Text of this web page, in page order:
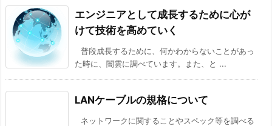
エンジニアとして成長するために心が
けて技術を高めていく
普段成長するために、何かわからないことがあっ
た時に、闇雲に調べています。また、と ...
LANケーブルの規格について
ネットワークに関することやスペック等を調べる